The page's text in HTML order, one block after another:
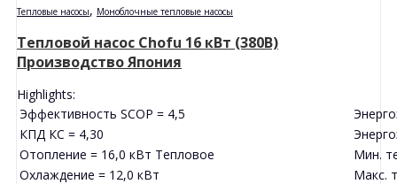
Тепловые насосы, Моноблочные тепловые насосы
Тепловой насос Chofu 16 кВт (380В)
Производство Япония
Highlights:
Эффективность SCOP = 4,5
КПД КС = 4,30
Отопление = 16,0 кВт Тепловое
Мин.
Охлаждение = 12,0 кВт
Макс.